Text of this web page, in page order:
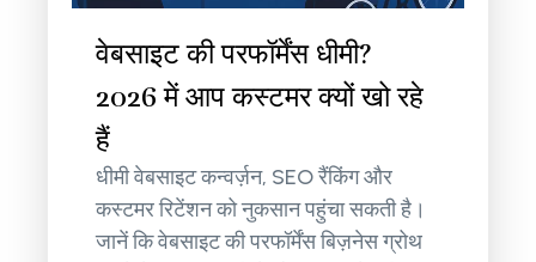
वेबसाइट की परफॉर्मेंस धीमी?
2026 में आप कस्टमर क्यों खो रहे
हैं
धीमी वेबसाइट कन्वर्ज़न, SEO रैंकिंग और
कस्टमर रिटेंशन को नुकसान पहुंचा सकती है।
जानें कि वेबसाइट की परफॉर्मेंस बिज़नेस ग्रोथ